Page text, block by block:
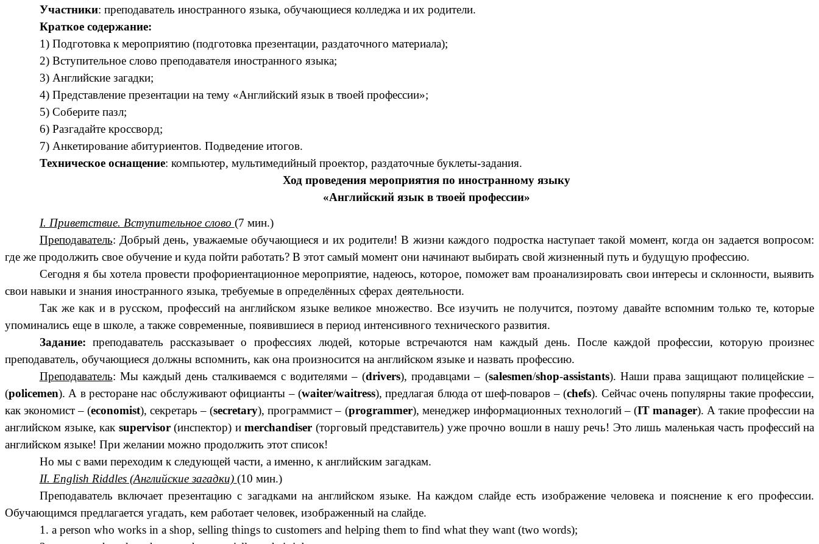
Участники: преподаватель иностранного языка, обучающиеся колледжа и их родители.
Краткое содержание:
1) Подготовка к мероприятию (подготовка презентации, раздаточного материала);
2) Вступительное слово преподавателя иностранного языка;
3) Английские загадки;
4) Представление презентации на тему «Английский язык в твоей профессии»;
5) Соберите пазл;
6) Разгадайте кроссворд;
7) Анкетирование абитуриентов. Подведение итогов.
Техническое оснащение: компьютер, мультимедийный проектор, раздаточные буклеты-задания.
Ход проведения мероприятия по иностранному языку
«Английский язык в твоей профессии»
I. Приветствие. Вступительное слово (7 мин.)
Преподаватель: Добрый день, уважаемые обучающиеся и их родители! В жизни каждого подростка наступает такой момент, когда он задается вопросом:
где же продолжить свое обучение и куда пойти работать? В этот самый момент они начинают выбирать свой жизненный путь и будущую профессию.
Сегодня я бы хотела провести профориентационное мероприятие, надеюсь, которое, поможет вам проанализировать свои интересы и склонности, выявить
свои навыки и знания иностранного языка, требуемые в определённых сферах деятельности.
Так же как и в русском, профессий на английском языке великое множество. Все изучить не получится, поэтому давайте вспомним только те, которые
упоминались еще в школе, а также современные, появившиеся в период интенсивного технического развития.
Задание: преподаватель рассказывает о профессиях людей, которые встречаются нам каждый день. После каждой профессии, которую произнес
преподаватель, обучающиеся должны вспомнить, как она произносится на английском языке и назвать профессию.
Преподаватель: Мы каждый день сталкиваемся с водителями – (drivers), продавцами – (salesmen/shop-assistants). Наши права защищают полицейские –
(policemen). А вресторане нас обслуживают официанты – (waiter/waitress), предлагая блюдаот шеф-поваров – (chefs). Сейчас очень популярны такие профессии,
как экономист – (economist), секретарь – (secretary), программист – (programmer), менеджер информационных технологий – (IT manager). А такие профессии на
английском языке, как supervisor(инспектор) и merchandiser (торговый представитель) уже прочно вошли в нашу речь! Это лишь маленькая часть профессий на
английском языке! При желании можно продолжить этот список!
Но мы с вами переходим к следующей части, а именно, к английским загадкам.
II. English Riddles (Английские загадки) (10 мин.)
Преподаватель включает презентацию с загадками на английском языке. На каждом слайде есть изображение человека и пояснение к его профессии.
Обучающимся предлагается угадать, кем работает человек, изображенный на слайде.
1. a person who works in a shop, selling things to customers and helping them to find what they want (two words);